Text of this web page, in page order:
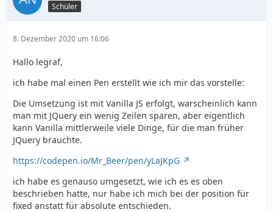
Schüler
8. Dezember 2020 um 16:06
Hallo legraf,
ich habe mal einen Pen erstellt wie ich mir das vorstelle:
Die Umsetzung ist mit Vanilla JS erfolgt, warscheinlich kann
man mit JQuery ein wenig Zeilen sparen, aber eigentlich
kann Vanilla mittlerweile viele Dinge, für die man früher
JQuery brauchte.
https://codepen.io/Mr_Beer/pen/yLaJKpG
ich habe es genauso umgesetzt, wie ich es es oben
beschrieben hatte, nur habe ich mich bei der position für
fixed anstatt für absolute entschieden.